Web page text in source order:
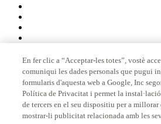
Membre de
Acreditacions
En fer clic a “Acceptar-les totes”, vostè
comuniqui les dades personals que pugui
formularis d'aquesta web a Google, Inc
Política de Privacitat i permet la
de tercers en el seu dispositiu per a millorar
mostrar-li publicitat relacionada amb les